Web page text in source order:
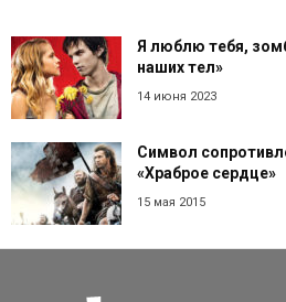
Я люблю тебя,
наших тел»
14 июня 2023
Символ
«Храброе сердце»
15 мая 2015